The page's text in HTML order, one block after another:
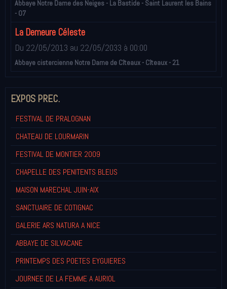
Abbaye Notre Dame des Neiges - La Bastide - Saint Laurent les Bains
- 07
La Demeure Céleste
Du 22/05/2013 au 22/05/2033 à 00:00
Abbaye cistercienne Notre Dame de Cîteaux - Cîteaux - 21
EXPOS PREC.
FESTIVAL DE PRALOGNAN
CHATEAU DE LOURMARIN
FESTIVAL DE MONTIER 2009
CHAPELLE DES PENITENTS BLEUS
MAISON MARECHAL JUIN-AIX
SANCTUAIRE DE COTIGNAC
GALERIE ARS NATURA A NICE
ABBAYE DE SILVACANE
PRINTEMPS DES POETES EYGUIERES
JOURNEE DE LA FEMME A AURIOL